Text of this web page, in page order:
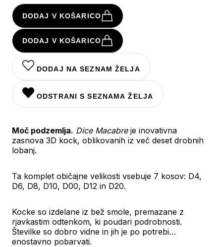
DODAJ V KOŠARICO
DODAJ V KOŠARICO
DODAJ NA SEZNAM ŽELJA
ODSTRANI S SEZNAMA ŽELJA
Moč podzemlja. Dice Macabreje inovativna
zasnova 3D kock, oblikovanih iz več deset drobnih
lobanj.
Ta komplet običajne velikosti vsebuje 7 kosov: D4,
D6, D8, D10, D00, D12 in D20.
Kocke so izdelane iz bež smole, premazane z
rjavkastim odtenkom, ki poudari podrobnosti.
Številke so dobro vidne in jih je po potrebi
enostavno pobarvati.